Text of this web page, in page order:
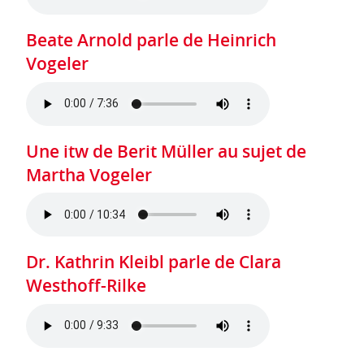
Beate Arnold parle de Heinrich
Vogeler
Une itw de Berit Müller au sujet de
Martha Vogeler
Dr. Kathrin Kleibl parle de Clara
Westhoff-Rilke